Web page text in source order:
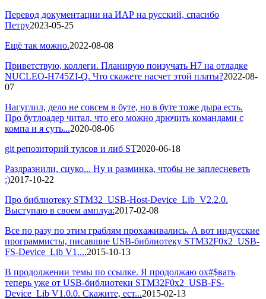
Перевод документации на ИАР на русский, спасибо
Петру2023-05-25
Ещё так можно.2022-08-08
Приветствую, коллеги. Планирую поизучать H7 на отладке
NUCLEO-H745ZI-Q. Что скажете насчет этой платы?2022-08-
07
Нагуглил, дело не совсем в буте, но в буте тоже дыра есть.
Про бутлоадер читал, что его можно дрючить командами с
компа и я суть...2020-08-06
git репозиторий тулсов и либ ST2020-06-18
Раздразнили, сцуко... Ну и разминка, чтобы не заплесневеть
;)2017-10-22
Про библиотеку STM32_USB-Host-Device_Lib_V2.2.0.
Выступаю в своем амплуа:2017-02-08
Все по разу по этим граблям прохаживались. А вот индусские
программисты, писавшие USB-библиотеку STM32F0x2_USB-
FS-Device_Lib V1....2015-10-13
В продолжении темы по ссылке. Я продолжаю ох#$вать
теперь уже от USB-библиотеки STM32F0x2_USB-FS-
Device_Lib V1.0.0. Скажите, ест...2015-02-13